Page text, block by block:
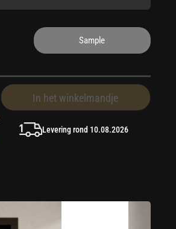
Sample
In het winkelmandje
Levering rond 10.08.2026